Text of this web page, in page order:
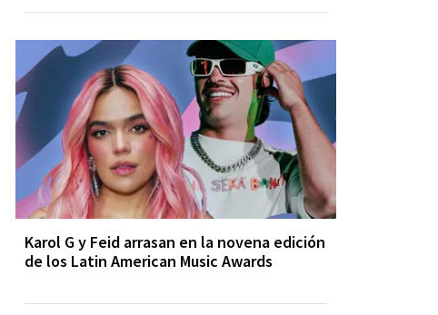
Karol G y Feid arrasan en la novena edición
de los Latin American Music Awards